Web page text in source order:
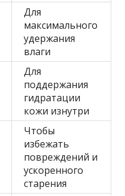
Для
максимального
удержания
влаги
Для
поддержания
гидратации
кожи изнутри
Чтобы
избежать
повреждений и
ускоренного
старения